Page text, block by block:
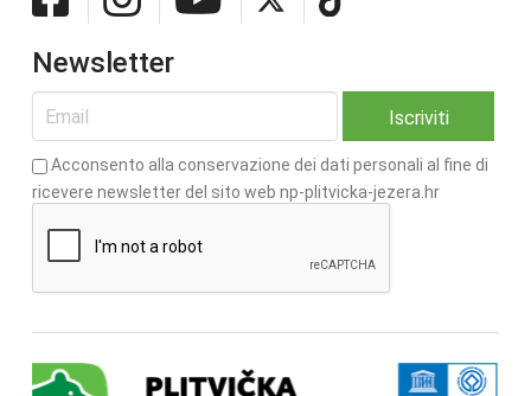
Newsletter
Acconsento alla conservazione dei dati personali al fine di
ricevere newsletter del sito web np-plitvicka-jezera.hr